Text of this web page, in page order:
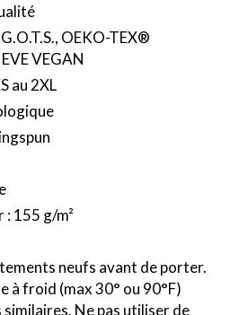
OEKO-TEX®
VEGAN
au 2XL
155 g/m²
neufs avant de porter.
à froid (max 30° ou 90°F)
similaires. Ne pas utiliser de